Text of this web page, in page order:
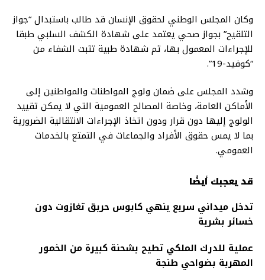
وكان المجلس الوطني لحقوق الإنسان قد طالب باستبدال “جواز
التلقيح” بجواز صحي يعتمد على شهادة الكشف السلبي طبقا
للإجراءات المعمول بها، ثم شهادة طبية تثبت الشفاء من
“كوفيد-19”.
وشدد المجلس على ضمان ولوج المواطنات والمواطنين إلى
الأماكن العامة، وخاصة المصالح العمومية التي لا يمكن تقييد
الولوج إليها دون قرار ودون اتخاذ الإجراءات الانتقالية الضرورية
بما لا يمس حقوق الأفراد والجماعات في التمتع بالخدمات
العمومي.
قد يعجبك أيضًا
تدخل ميداني سريع ينهي كابوس حريق تغازوت دون
خسائر بشرية
عملية للدرك الملكي تطيح بشحنة كبيرة من الخمور
المهربة بضواحي طنجة